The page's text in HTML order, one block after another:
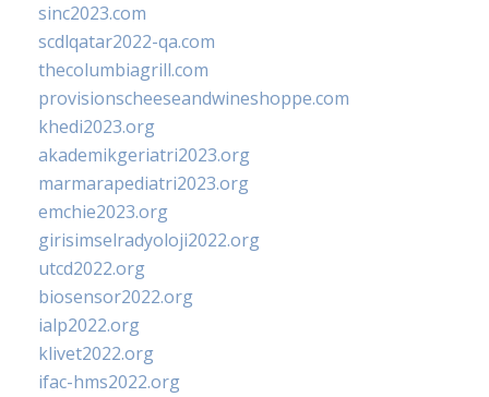
sinc2023.com
scdlqatar2022-qa.com
thecolumbiagrill.com
provisionscheeseandwineshoppe.com
khedi2023.org
akademikgeriatri2023.org
marmarapediatri2023.org
emchie2023.org
girisimselradyoloji2022.org
utcd2022.org
biosensor2022.org
ialp2022.org
klivet2022.org
ifac-hms2022.org